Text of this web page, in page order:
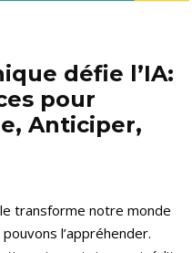
défie l’IA:
pour
Anticiper,
transforme notre monde
l’appréhender.